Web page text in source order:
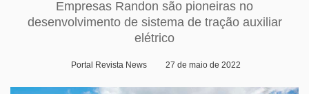
Empresas Randon são pioneiras no
desenvolvimento de sistema de tração auxiliar
elétrico
Portal Revista News 27 de maio de 2022